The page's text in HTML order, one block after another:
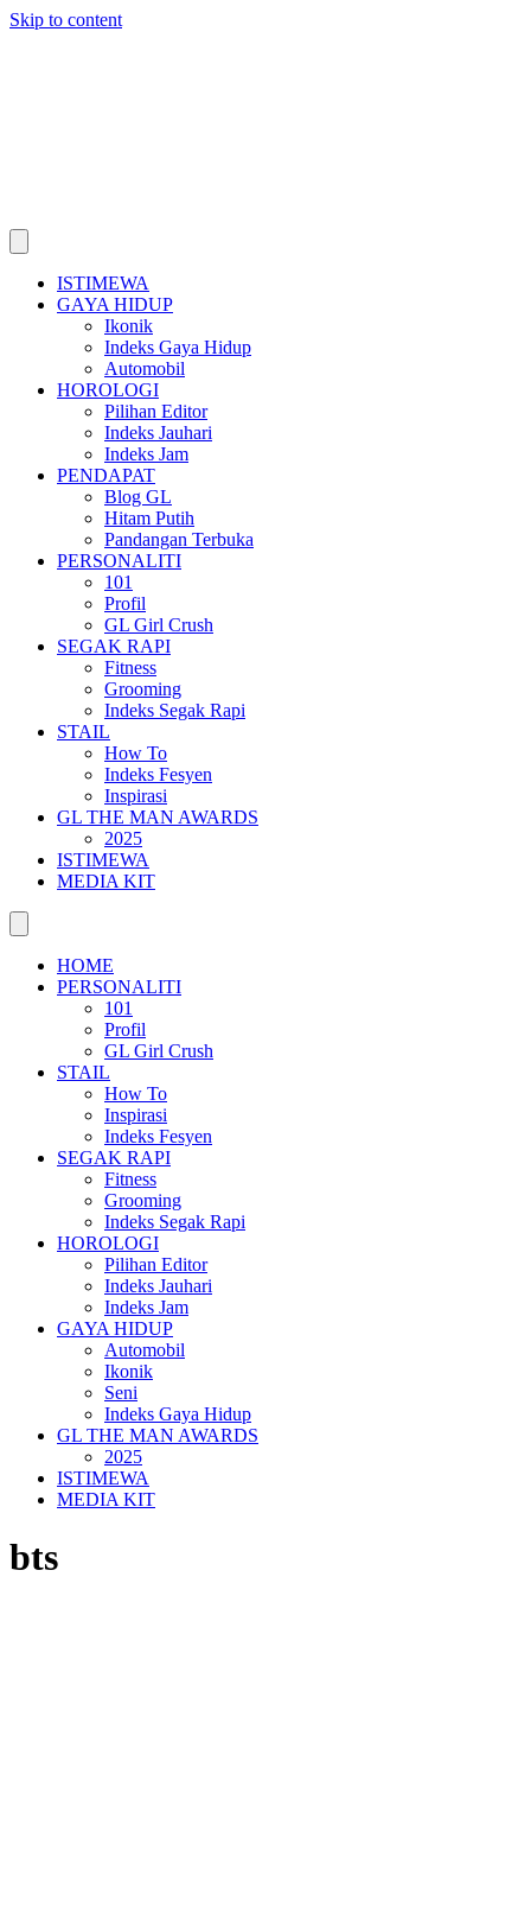
Skip to content
ISTIMEWA
GAYA HIDUP
Ikonik
Indeks Gaya Hidup
Automobil
HOROLOGI
Pilihan Editor
Indeks Jauhari
Indeks Jam
PENDAPAT
Blog GL
Hitam Putih
Pandangan Terbuka
PERSONALITI
101
Profil
GL Girl Crush
SEGAK RAPI
Fitness
Grooming
Indeks Segak Rapi
STAIL
How To
Indeks Fesyen
Inspirasi
GL THE MAN AWARDS
2025
ISTIMEWA
MEDIA KIT
HOME
PERSONALITI
101
Profil
GL Girl Crush
STAIL
How To
Inspirasi
Indeks Fesyen
SEGAK RAPI
Fitness
Grooming
Indeks Segak Rapi
HOROLOGI
Pilihan Editor
Indeks Jauhari
Indeks Jam
GAYA HIDUP
Automobil
Ikonik
Seni
Indeks Gaya Hidup
GL THE MAN AWARDS
2025
ISTIMEWA
MEDIA KIT
bts